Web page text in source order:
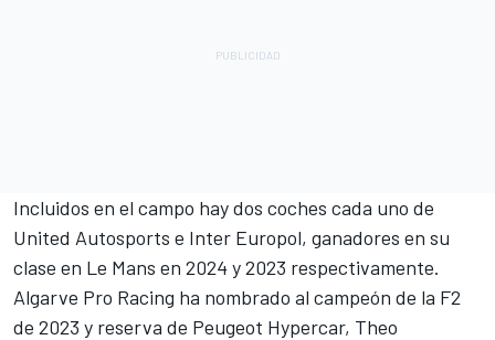
Incluidos en el campo hay dos coches cada uno de
United Autosports e Inter Europol, ganadores en su
clase en Le Mans en 2024 y 2023 respectivamente.
Algarve Pro Racing ha nombrado al campeón de la F2
de 2023 y reserva de Peugeot Hypercar, Theo